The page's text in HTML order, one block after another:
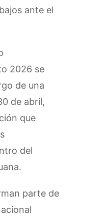
ante el
2026 se
de una
de abril,
que
del
parte de